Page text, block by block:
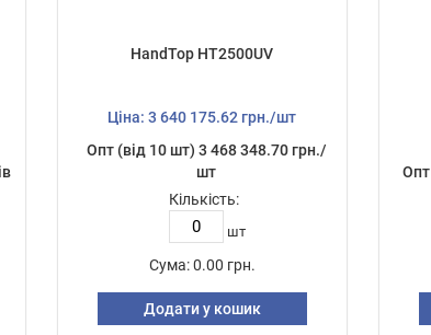
HandTop HT2500UV
Ціна: 3 640 175.62 грн./шт
Опт (від 10 шт) 3 468 348.70 грн./
шт
Кількість:
шт
Сума: 0.00 грн.
Додати у кошик